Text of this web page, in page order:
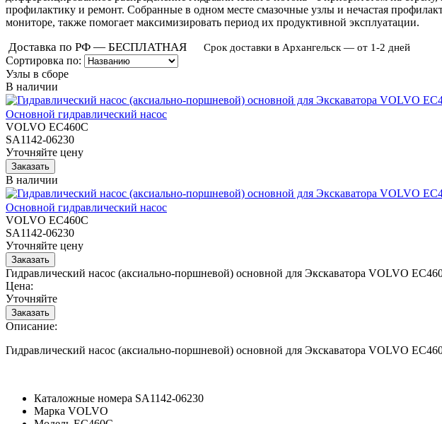
профилактику и ремонт. Собранные в одном месте смазочные узлы и нечастая
мониторе, также помогает максимизировать период их продуктивной эксплуатации.
Доставка по РФ — БЕСПЛАТНАЯ Срок доставки в Архангельск — от 1-2 дней
Сортировка по:
Узлы в сборе
В наличии
Основной гидравлический насос
VOLVO EC460C
SA1142-06230
Уточняйте цену
В наличии
Основной гидравлический насос
VOLVO EC460C
SA1142-06230
Уточняйте цену
Гидравлический насос (аксиально-поршневой) основной для Экскаватора VOLVO
Цена:
Уточняйте
Описание:
Гидравлический насос (аксиально-поршневой) основной для Экскаватора VOLVO
Каталожные номера SA1142-06230
Марка VOLVO